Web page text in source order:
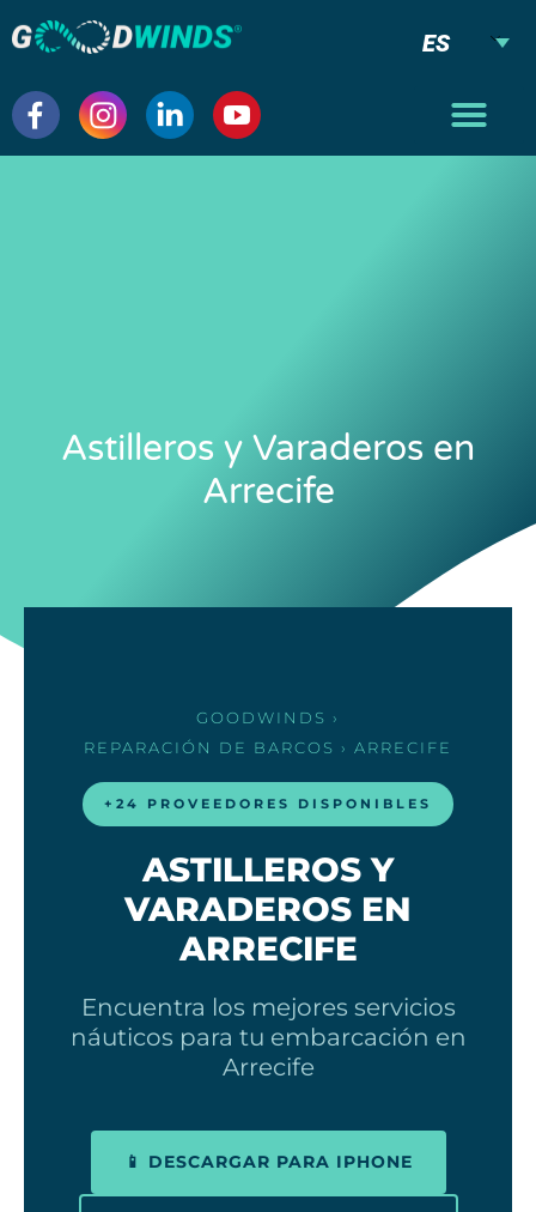
ES
Astilleros y Varaderos en
Arrecife
GOODWINDS ›
REPARACIÓN DE BARCOS › ARRECIFE
+24 PROVEEDORES DISPONIBLES
ASTILLEROS Y
VARADEROS EN
ARRECIFE
Encuentra los mejores servicios
náuticos para tu embarcación en
Arrecife
📱 DESCARGAR PARA IPHONE